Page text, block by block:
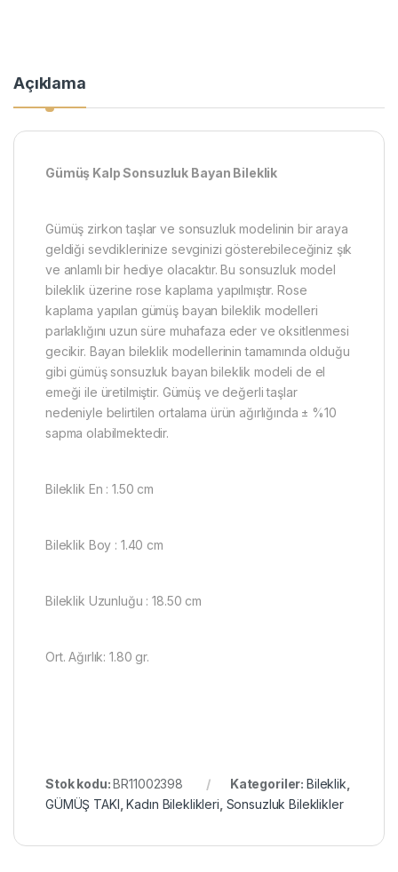
Açıklama
Gümüş Kalp Sonsuzluk Bayan Bileklik
Gümüş zirkon taşlar ve sonsuzluk modelinin bir araya
geldiği sevdiklerinize sevginizi gösterebileceğiniz şık
ve anlamlı bir hediye olacaktır. Bu sonsuzluk model
bileklik üzerine rose kaplama yapılmıştır. Rose
kaplama yapılan gümüş bayan bileklik modelleri
parlaklığını uzun süre muhafaza eder ve oksitlenmesi
gecikir. Bayan bileklik modellerinin tamamında olduğu
gibi gümüş sonsuzluk bayan bileklik modeli de el
emeği ile üretilmiştir. Gümüş ve değerli taşlar
nedeniyle belirtilen ortalama ürün ağırlığında ± %10
sapma olabilmektedir.
Bileklik En : 1.50 cm
Bileklik Boy : 1.40 cm
Bileklik Uzunluğu : 18.50 cm
Ort. Ağırlık: 1.80 gr.
Stok kodu:BR11002398 Kategoriler: Bileklik
GÜMÜŞ TAKI ,Kadın Bileklikleri Sonsuzluk Bileklikler